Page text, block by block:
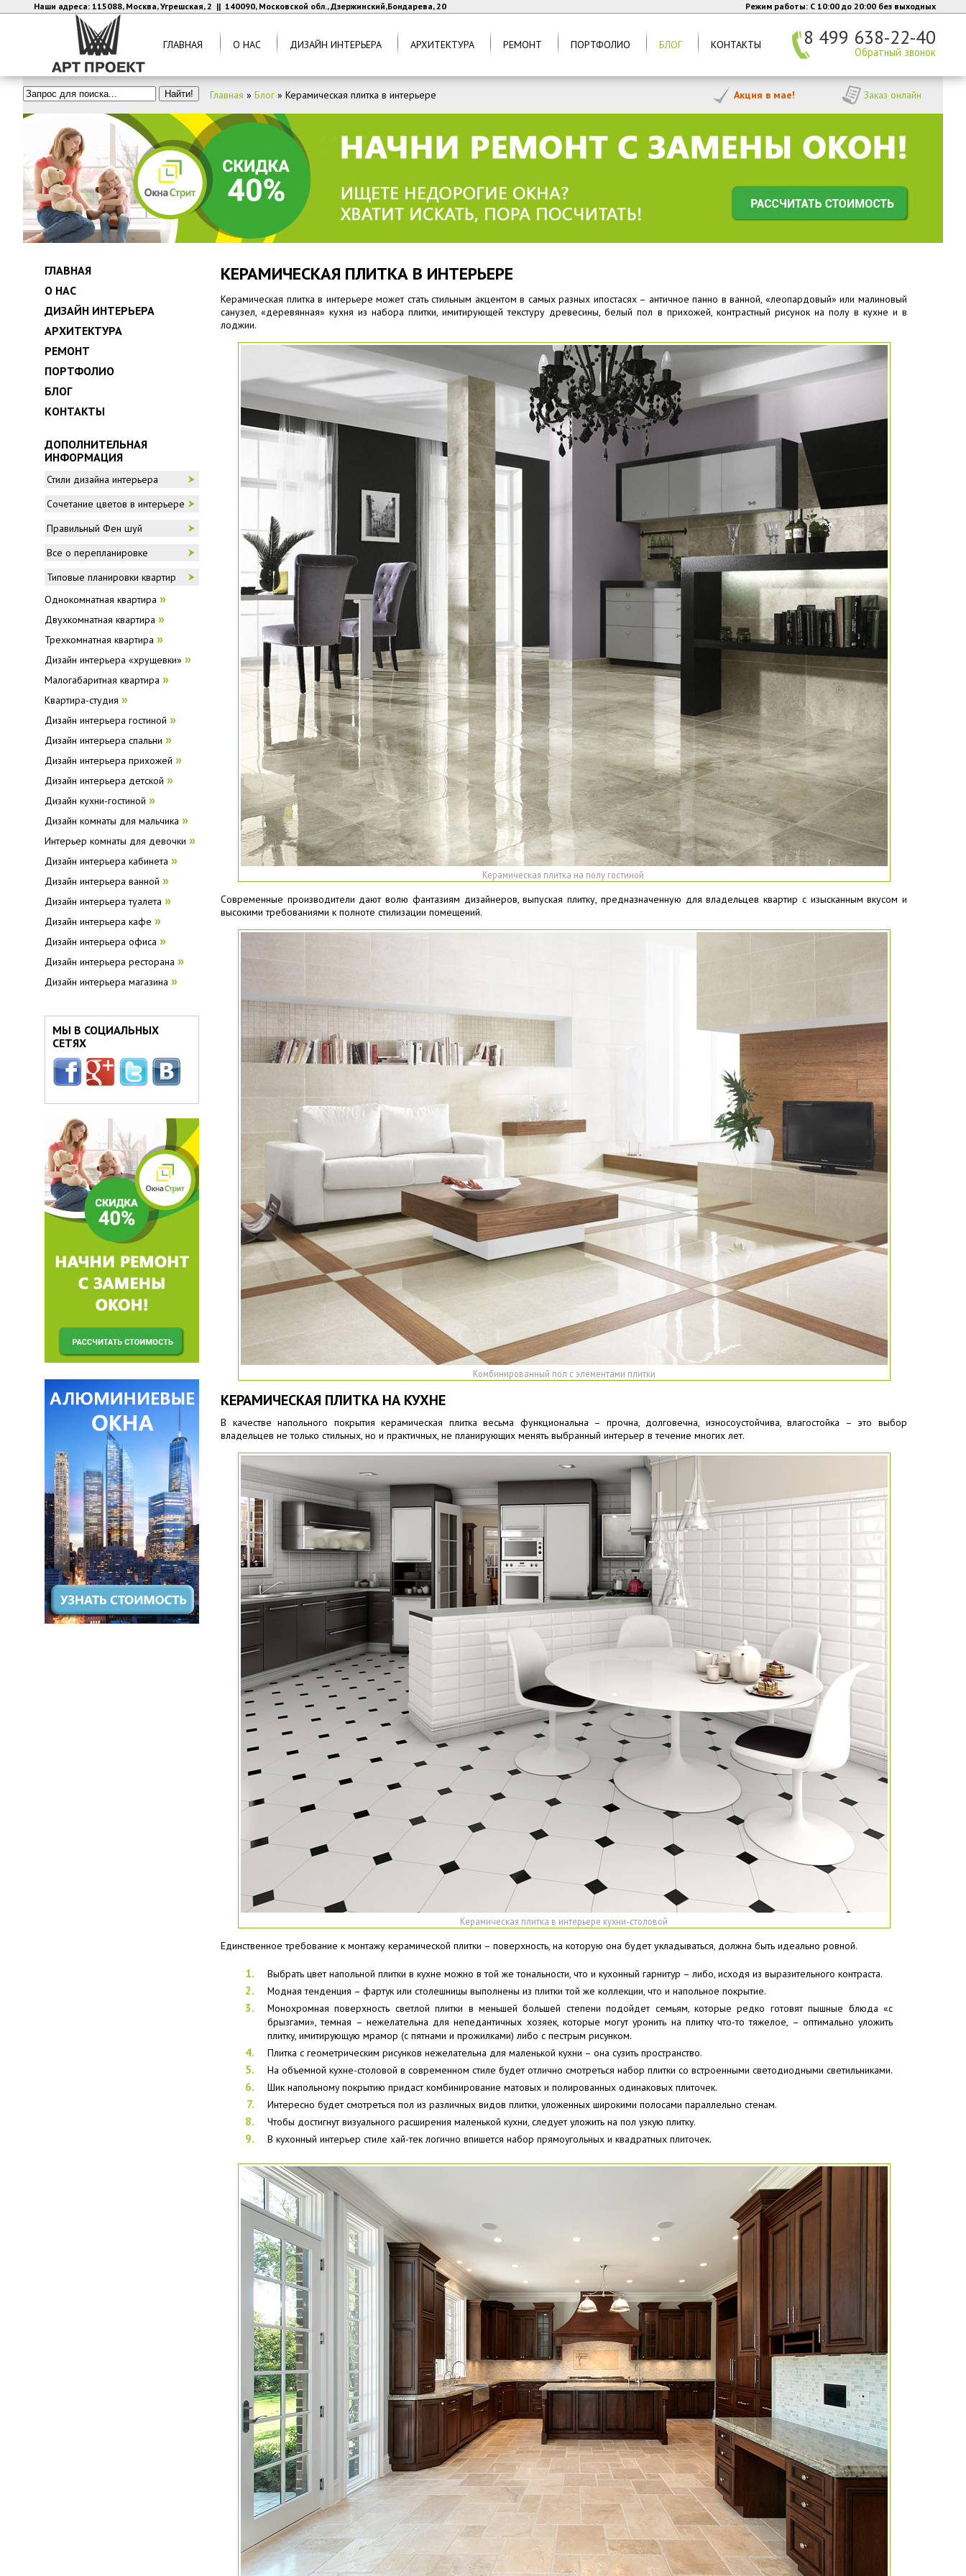
Наши адреса: 115088, Москва, Угрешская, 2 || 140090, Московской обл., Дзержинский,Бондарева, 20 Режим работы: C 10:00 до 20:00 без выходных
ГЛАВНАЯ О НАС ДИЗАЙН ИНТЕРЬЕРА АРХИТЕКТУРА РЕМОНТ ПОРТФОЛИО БЛОГ КОНТАКТЫ 8 499 638-22-40
Обратный звонок
Главная » Блог » Керамическая плитка в интерьере Акция в мае! Заказ онлайн
КЕРАМИЧЕСКАЯ ПЛИТКА В ИНТЕРЬЕРЕ
Керамическая плитка в интерьере может стать стильным акцентом в самых разных ипостасях – античное панно в ванной, «леопардовый» или малиновый
санузел, «деревянная» кухня из набора плитки, имитирующей текстуру древесины, белый пол в прихожей, контрастный рисунок на полу в кухне и в
лоджии.
Керамическая плитка на полу гостиной
Современные производители дают волю фантазиям дизайнеров, выпуская плитку, предназначенную для владельцев квартир с изысканным вкусом и
высокими требованиями к полноте стилизации помещений.
Комбинированный пол с элементами плитки
КЕРАМИЧЕСКАЯ ПЛИТКА НА КУХНЕ
В качестве напольного покрытия керамическая плитка весьма функциональна – прочна, долговечна, износоустойчива, влагостойка – это выбор
владельцев не только стильных, но и практичных, не планирующих менять выбранный интерьер в течение многих лет.
Керамическая плитка в интерьере кухни-столовой
Единственное требование к монтажу керамической плитки – поверхность, на которую она будет укладываться, должна быть идеально ровной.
Выбрать цвет напольной плитки в кухне можно в той же тональности, что и кухонный гарнитур – либо, исходя из выразительного контраста.
Модная тенденция – фартук или столешницы выполнены из плитки той же коллекции, что и напольное покрытие.
Монохромная поверхность светлой плитки в меньшей большей степени подойдет семьям, которые редко готовят пышные блюда «с
брызгами», темная – нежелательна для непедантичных хозяек, которые могут уронить на плитку что-то тяжелое, – оптимально уложить
плитку, имитирующую мрамор (с пятнами и прожилками) либо с пестрым рисунком.
Плитка с геометрическим рисунков нежелательна для маленькой кухни – она сузить пространство.
На объемной кухне-столовой в современном стиле будет отлично смотреться набор плитки со встроенными светодиодными светильниками.
Шик напольному покрытию придаст комбинирование матовых и полированных одинаковых плиточек.
Интересно будет смотреться пол из различных видов плитки, уложенных широкими полосами параллельно стенам.
Чтобы достигнут визуального расширения маленькой кухни, следует уложить на пол узкую плитку.
В кухонный интерьер стиле хай-тек логично впишется набор прямоугольных и квадратных плиточек.
ГЛАВНАЯ
О НАС
ДИЗАЙН ИНТЕРЬЕРА
АРХИТЕКТУРА
РЕМОНТ
ПОРТФОЛИО
БЛОГ
КОНТАКТЫ
ДОПОЛНИТЕЛЬНАЯ
ИНФОРМАЦИЯ
Стили дизайна интерьера
Сочетание цветов в интерьере
Правильный Фен шуй
Все о перепланировке
Типовые планировки квартир
Однокомнатная квартира »
Двухкомнатная квартира »
Трехкомнатная квартира »
Дизайн интерьера «хрущевки» »
Малогабаритная квартира »
Квартира-студия »
Дизайн интерьера гостиной »
Дизайн интерьера спальни »
Дизайн интерьера прихожей »
Дизайн интерьера детской »
Дизайн кухни-гостиной »
Дизайн комнаты для мальчика »
Интерьер комнаты для девочки »
Дизайн интерьера кабинета »
Дизайн интерьера ванной »
Дизайн интерьера туалета »
Дизайн интерьера кафе »
Дизайн интерьера офиса »
Дизайн интерьера ресторана »
Дизайн интерьера магазина »
МЫ В СОЦИАЛЬНЫХ
СЕТЯХ